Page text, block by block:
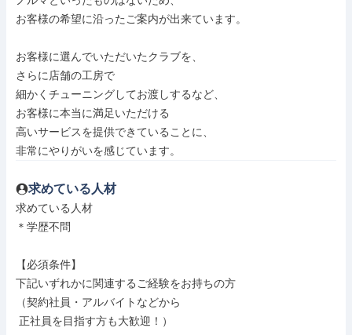
お客様の希望に沿ったご案内が出来ています。
お客様に選んでいただいたクラブを、
さらに店舗の工房で
細かくチューニングしてお渡しするなど、
お客様に本当に満足いただける
高いサービスを提供できていることに、
非常にやりがいを感じています。
求めている人材
求めている人材
＊学歴不問
【必須条件】
下記いずれかに関連するご経験をお持ちの方
（契約社員・アルバイトなどから